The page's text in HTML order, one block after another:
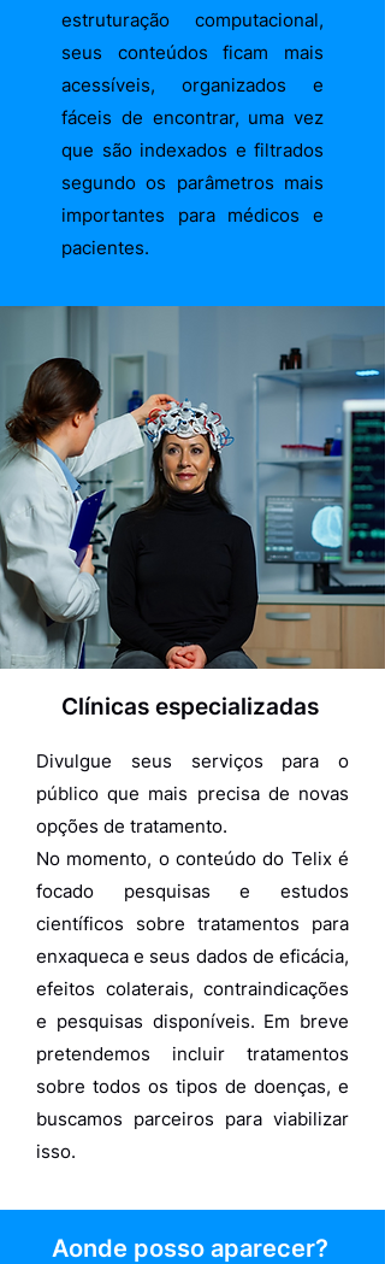
estruturação computacional,
seus conteúdos ficam mais
acessíveis, organizados e
fáceis de encontrar, uma vez
que são indexados e filtrados
segundo os parâmetros mais
importantes para médicos e
pacientes.
Clínicas especializadas
Divulgue seus serviços para o
público que mais precisa de novas
opções de tratamento.
No momento, o conteúdo do Telix é
focado pesquisas e estudos
científicos sobre tratamentos para
enxaqueca e seus dados de eficácia,
efeitos colaterais, contraindicações
e pesquisas disponíveis. Em breve
pretendemos incluir tratamentos
sobre todos os tipos de doenças, e
buscamos parceiros para viabilizar
isso.
Aonde posso aparecer?